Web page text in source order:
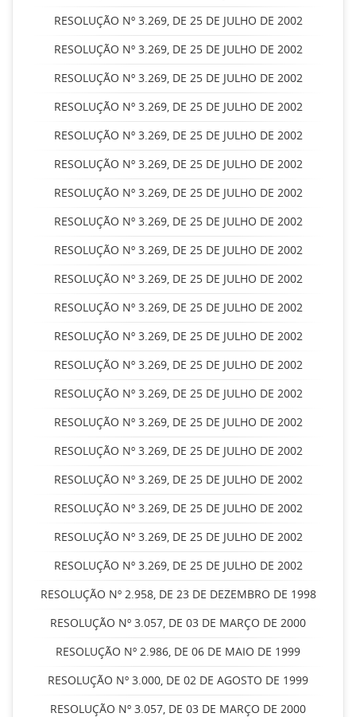
RESOLUÇÃO Nº 3.269, DE 25 DE JULHO DE 2002
RESOLUÇÃO Nº 3.269, DE 25 DE JULHO DE 2002
RESOLUÇÃO Nº 3.269, DE 25 DE JULHO DE 2002
RESOLUÇÃO Nº 3.269, DE 25 DE JULHO DE 2002
RESOLUÇÃO Nº 3.269, DE 25 DE JULHO DE 2002
RESOLUÇÃO Nº 3.269, DE 25 DE JULHO DE 2002
RESOLUÇÃO Nº 3.269, DE 25 DE JULHO DE 2002
RESOLUÇÃO Nº 3.269, DE 25 DE JULHO DE 2002
RESOLUÇÃO Nº 3.269, DE 25 DE JULHO DE 2002
RESOLUÇÃO Nº 3.269, DE 25 DE JULHO DE 2002
RESOLUÇÃO Nº 3.269, DE 25 DE JULHO DE 2002
RESOLUÇÃO Nº 3.269, DE 25 DE JULHO DE 2002
RESOLUÇÃO Nº 3.269, DE 25 DE JULHO DE 2002
RESOLUÇÃO Nº 3.269, DE 25 DE JULHO DE 2002
RESOLUÇÃO Nº 3.269, DE 25 DE JULHO DE 2002
RESOLUÇÃO Nº 3.269, DE 25 DE JULHO DE 2002
RESOLUÇÃO Nº 3.269, DE 25 DE JULHO DE 2002
RESOLUÇÃO Nº 3.269, DE 25 DE JULHO DE 2002
RESOLUÇÃO Nº 3.269, DE 25 DE JULHO DE 2002
RESOLUÇÃO Nº 3.269, DE 25 DE JULHO DE 2002
RESOLUÇÃO Nº 2.958, DE 23 DE DEZEMBRO DE 1998
RESOLUÇÃO Nº 3.057, DE 03 DE MARÇO DE 2000
RESOLUÇÃO Nº 2.986, DE 06 DE MAIO DE 1999
RESOLUÇÃO Nº 3.000, DE 02 DE AGOSTO DE 1999
RESOLUÇÃO Nº 3.057, DE 03 DE MARÇO DE 2000